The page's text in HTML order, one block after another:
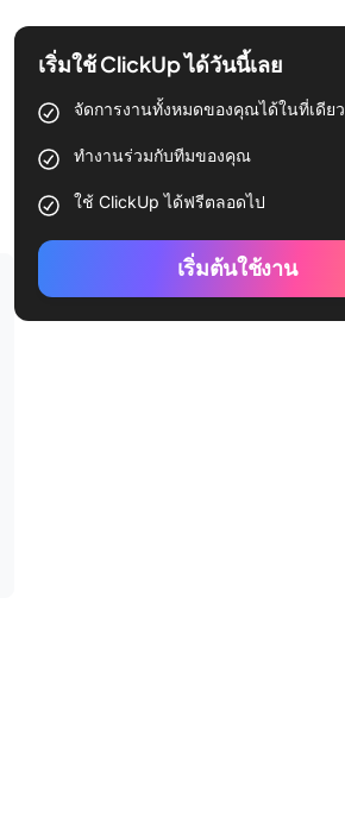
เริ่มใช้ ClickUp ได้วันนี้เลย
จัดการงานทั้งหมดของคุณได้ในที่เดียว
ทำงานร่วมกับทีมของคุณ
ใช้ ClickUp ได้ฟรีตลอดไป
เริ่มต้นใช้งาน